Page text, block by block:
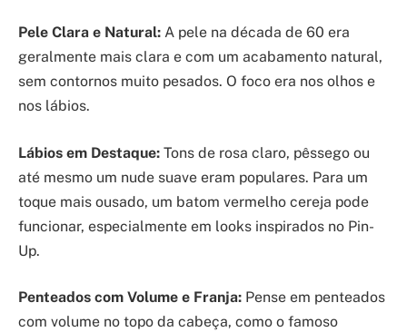
Pele Clara e Natural: A pele na década de 60 era
geralmente mais clara e com um acabamento natural,
sem contornos muito pesados. O foco era nos olhos e
nos lábios.
Lábios em Destaque: Tons de rosa claro, pêssego ou
até mesmo um nude suave eram populares. Para um
toque mais ousado, um batom vermelho cereja pode
funcionar, especialmente em looks inspirados no Pin-
Up.
Penteados com Volume e Franja: Pense em penteados
com volume no topo da cabeça, como o famoso